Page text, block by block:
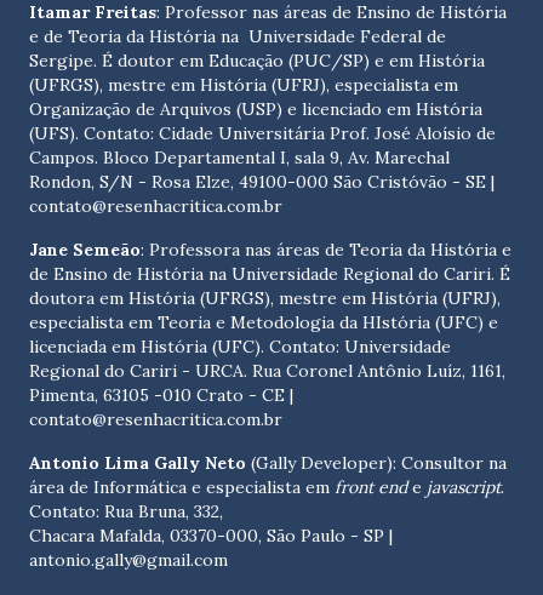
Itamar Freitas: Professor nas áreas de Ensino de História
e de Teoria da História na Universidade Federal de
Sergipe. É doutor em Educação (PUC/SP) e em História
(UFRGS), mestre em História (UFRJ), especialista em
Organização de Arquivos (USP) e licenciado em História
(UFS). Contato: Cidade Universitária Prof. José Aloísio de
Campos. Bloco Departamental I, sala 9, Av. Marechal
Rondon, S/N - Rosa Elze, 49100-000 São Cristóvão - SE |
contato@resenhacritica.com.br
Jane Semeão: Professora nas áreas de Teoria da História e
de Ensino de História na Universidade Regional do Cariri. É
doutora em História (UFRGS), mestre em História (UFRJ),
especialista em Teoria e Metodologia da HIstória (UFC) e
licenciada em História (UFC). Contato: Universidade
Regional do Cariri - URCA. Rua Coronel Antônio Luíz, 1161,
Pimenta, 63105 -010 Crato - CE |
contato@resenhacritica.com.br
Antonio Lima Gally Neto (Gally Developer): Consultor na
área de Informática e especialista em front ende javascript.
Contato: Rua Bruna, 332,
Chacara Mafalda, 03370-000, São Paulo - SP |
antonio.gally@gmail.com